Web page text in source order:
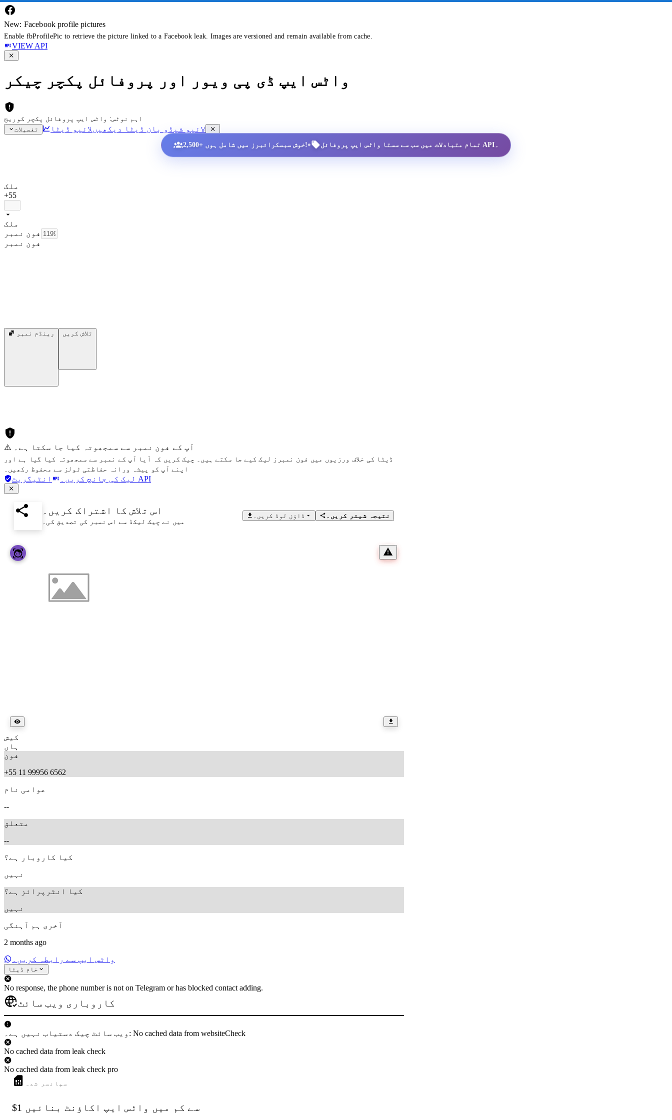
New: Facebook profile pictures
Enable fbProfilePic to retrieve the picture linked to a Facebook leak. Images are versioned and remain available from cache.
VIEW API
واٹس ایپ ڈی پی ویور اور پروفائل پکچر چیکر
اہم نوٹس: واٹس ایپ پروفائل پکچر کوریج
تفصیلات
لائیو شیڈو بان ڈیٹا دیکھیں لائیو ڈیٹا
2,500+ خوش سبسکرائبرز میں شامل ہوں!• تمام متبادلات میں سب سے سستا واٹس ایپ پروفائل API۔
ملک
+55
ملک
فون نمبر
فون نمبر
رینڈم نمبر تلاش کریں
⚠️ آپ کے فون نمبر سے سمجھوتہ کیا جا سکتا ہے۔
ڈیٹا کی خلاف ورزیوں میں فون نمبرز لیک کیے جا سکتے ہیں۔ چیک کریں کہ آیا آپ کے نمبر سے سمجھوتہ کیا گیا ہے اور
اپنے آپ کو پیشہ ورانہ حفاظتی ٹولز سے محفوظ رکھیں۔
لیک کی جانچ کریں۔ انٹیگریٹ API
اس تلاش کا اشتراک کریں۔
میں نے چیک لیکڈ سے اس نمبر کی تصدیق کی۔
ڈاؤن لوڈ کریں۔ نتیجہ شیئر کریں۔
کیش
ہاں
فون
+55 11 99956 6562
عوامی نام
--
متعلق
--
کیا کاروبار ہے؟
نہیں
کیا انٹرپرائز ہے؟
نہیں
آخری ہم آہنگی
2 months ago
واٹس ایپ سے رابطہ کریں۔
خام ڈیٹا
No response, the phone number is not on Telegram or has blocked contact adding.
کاروباری ویب سائٹ
ویب سائٹ چیک دستیاب نہیں ہے۔: No cached data from websiteCheck
No cached data from leak check
No cached data from leak check pro
سپانسر شدہ
$1 سے کم میں واٹس ایپ اکاؤنٹ بنائیں